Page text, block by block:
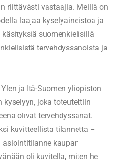
riittävästi vastaajia. Meillä on
laajaa kyselyaineistoa ja
suomenkielisillä
tervehdyssanoista ja
ja Itä-Suomen yliopiston
kyselyyn, joka toteutettiin
olivat tervehdyssanat.
kuvitteellista tilannetta –
kaupan
oli kuvitella, miten he